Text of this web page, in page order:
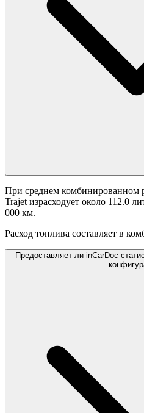
При среднем комбинированном
Trajet израсходует около 112.0
000 км.
Расход топлива составляет в
Предоставляет ли inCarDoc